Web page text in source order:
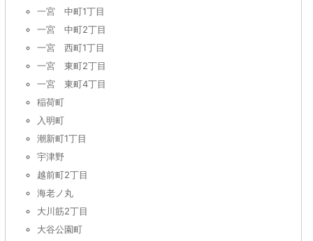
一宮 中町1丁目
一宮 中町2丁目
一宮 西町1丁目
一宮 東町2丁目
一宮 東町4丁目
稲荷町
入明町
潮新町1丁目
宇津野
越前町2丁目
海老ノ丸
大川筋2丁目
大谷公園町